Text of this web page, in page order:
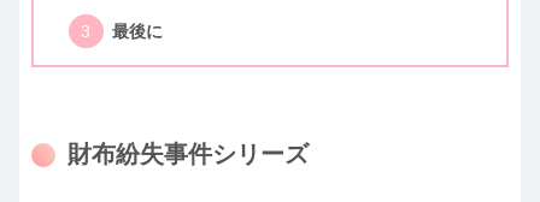
最後に
財布紛失事件シリーズ